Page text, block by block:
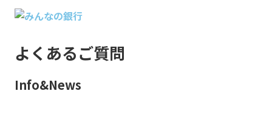
よくあるご質問
Info&News